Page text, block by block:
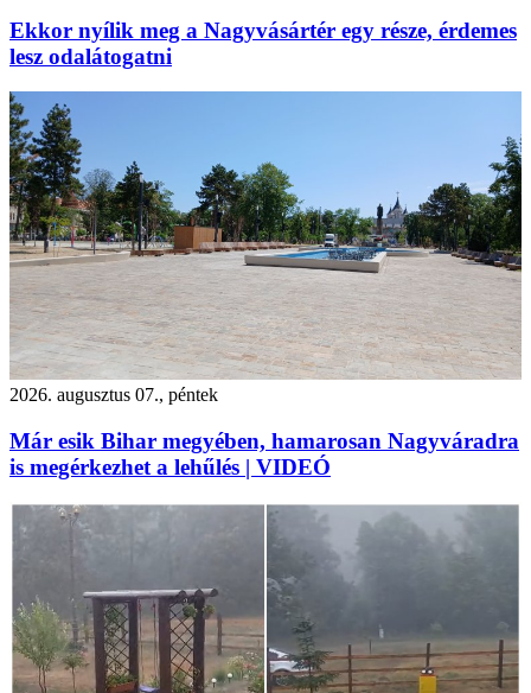
Ekkor nyílik meg a Nagyvásártér egy része, érdemes
lesz odalátogatni
2026. augusztus 07., péntek
Már esik Bihar megyében, hamarosan Nagyváradra
is megérkezhet a lehűlés | VIDEÓ